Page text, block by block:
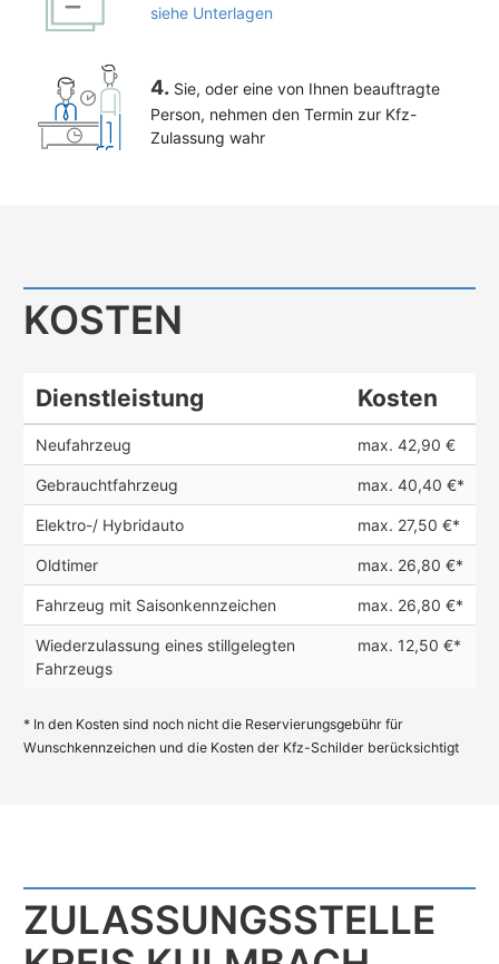
siehe Unterlagen
4. Sie, oder eine von Ihnen beauftragte
Person, nehmen den Termin zur Kfz-
Zulassung wahr
KOSTEN
Dienstleistung Kosten
Neufahrzeug max. 42,90 €
Gebrauchtfahrzeug max. 40,40 €*
Elektro-/ Hybridauto max. 27,50 €*
Oldtimer max. 26,80 €*
Fahrzeug mit Saisonkennzeichen max. 26,80 €*
Wiederzulassung eines stillgelegten
Fahrzeugs
max. 12,50 €*
* In den Kosten sind noch nicht die Reservierungsgebühr für
Wunschkennzeichen und die Kosten der Kfz-Schilder berücksichtigt
ZULASSUNGS­STELLE